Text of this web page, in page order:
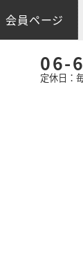
会員ページ
06-
定休日：